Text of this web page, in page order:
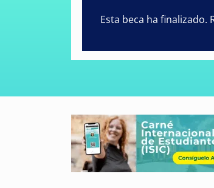
Esta beca ha finalizado.